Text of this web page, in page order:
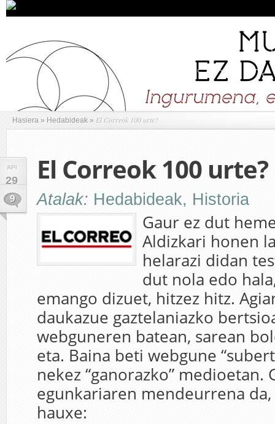
Hasiera » Hedabideak » El Correok 100 urte?
API
29
9
El Correok 100 urte?
Atalak: Hedabideak, Historia
Gaur ez dut
Aldizkari honen
helarazi didan
dut nola edo
emango dizuet, hitzez hitz.
daukazue gaztelaniazko
webguneren batean, sarean
eta. Baina beti webgune
nekez “ganorazko” medioetan.
egunkariaren mendeurrena
hauxe: